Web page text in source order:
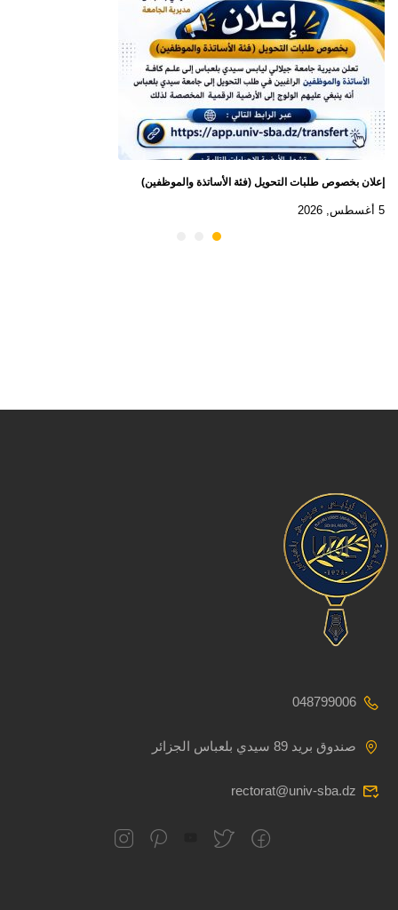
إعلان بخصوص طلبات التحويل (فئة الأساتذة والموظفين)
5 أغسطس, 2026
048799006
صندوق بريد 89 سيدي بلعباس الجزائر
rectorat@univ-sba.dz